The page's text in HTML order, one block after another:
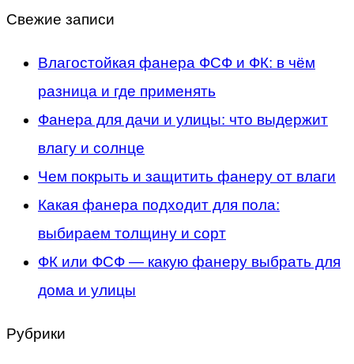
Свежие записи
Влагостойкая фанера ФСФ и ФК: в чём
разница и где применять
Фанера для дачи и улицы: что выдержит
влагу и солнце
Чем покрыть и защитить фанеру от влаги
Какая фанера подходит для пола:
выбираем толщину и сорт
ФК или ФСФ — какую фанеру выбрать для
дома и улицы
Рубрики